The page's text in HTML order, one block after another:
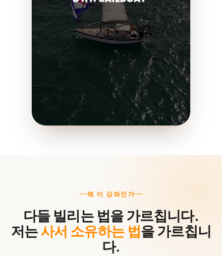
왜 이 강좌인가
다들 빌리는 법을 가르칩니다.
저는사서 소유하는 법을 가르칩니
다.